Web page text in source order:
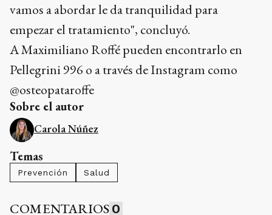
vamos a abordar le da tranquilidad para
empezar el tratamiento", concluyó.
A Maximiliano Roffé pueden encontrarlo en
Pellegrini 996 o a través de Instagram como
@osteopataroffe
Sobre el autor
Carola Núñez
Temas
Prevención Salud
COMENTARIOS 0